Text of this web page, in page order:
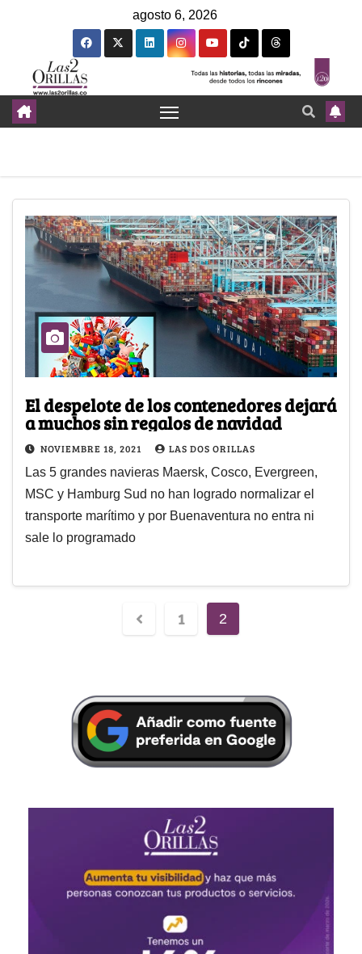
agosto 6, 2026
El despelote de los contenedores dejará
a muchos sin regalos de navidad
NOVIEMBRE 18, 2021 LAS DOS ORILLAS
Las 5 grandes navieras Maersk, Cosco, Evergreen,
MSC y Hamburg Sud no han logrado normalizar el
transporte marítimo y por Buenaventura no entra ni
sale lo programado
1 2